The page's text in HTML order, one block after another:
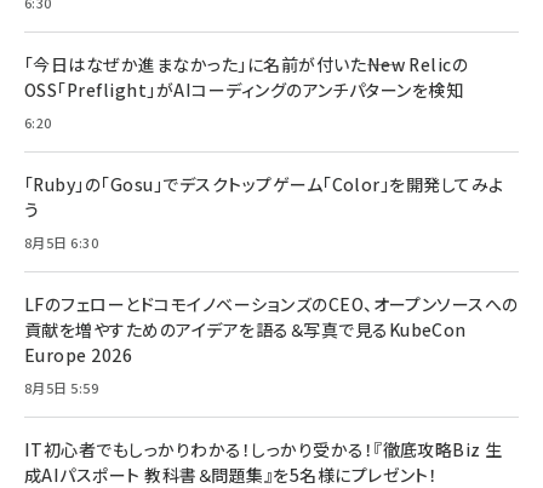
「今日はなぜか進まなかった」に名前が付いた――New Relicの
OSS「Preflight」がAIコーディングのアンチパターンを検知
6:20
「Ruby」の「Gosu」でデスクトップゲーム「Color」を開発してみよ
う
8月5日 6:30
LFのフェローとドコモイノベーションズのCEO、オープンソースへの
貢献を増やすためのアイデアを語る＆写真で見るKubeCon
Europe 2026
8月5日 5:59
IT初心者でもしっかりわかる！しっかり受かる！『徹底攻略Biz 生
成AIパスポート 教科書＆問題集』を5名様にプレゼント！